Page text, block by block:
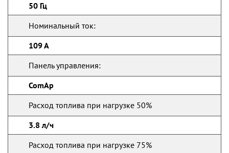
50 Гц
Номинальный ток:
109 А
Панель управления:
ComAp
Расход топлива при нагрузке 50%
3.8 л/ч
Расход топлива при нагрузке 75%